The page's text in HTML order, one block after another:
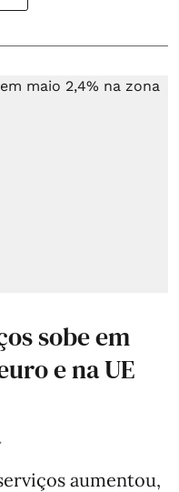
sobe em
e na UE
aumentou,